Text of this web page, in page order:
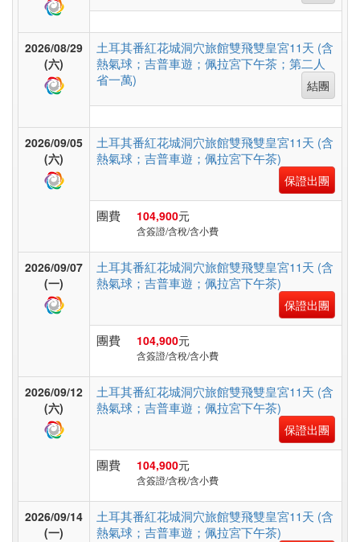
亞
東
日
本
2026/08/29
(六)
土耳其番紅花城洞穴旅館雙飛雙皇宮11天 (含
熱氣球；吉普車遊；佩拉宮下午茶；第二人
省一萬)
結團
2026/09/05
(六)
土耳其番紅花城洞穴旅館雙飛雙皇宮11天 (含
熱氣球；吉普車遊；佩拉宮下午茶)
保證出團
團費 104,900元
含簽證/含稅/含小費
2026/09/07
(一)
土耳其番紅花城洞穴旅館雙飛雙皇宮11天 (含
熱氣球；吉普車遊；佩拉宮下午茶)
保證出團
團費 104,900元
含簽證/含稅/含小費
2026/09/12
(六)
土耳其番紅花城洞穴旅館雙飛雙皇宮11天 (含
熱氣球；吉普車遊；佩拉宮下午茶)
保證出團
團費 104,900元
含簽證/含稅/含小費
2026/09/14
(一)
土耳其番紅花城洞穴旅館雙飛雙皇宮11天 (含
熱氣球；吉普車遊；佩拉宮下午茶)